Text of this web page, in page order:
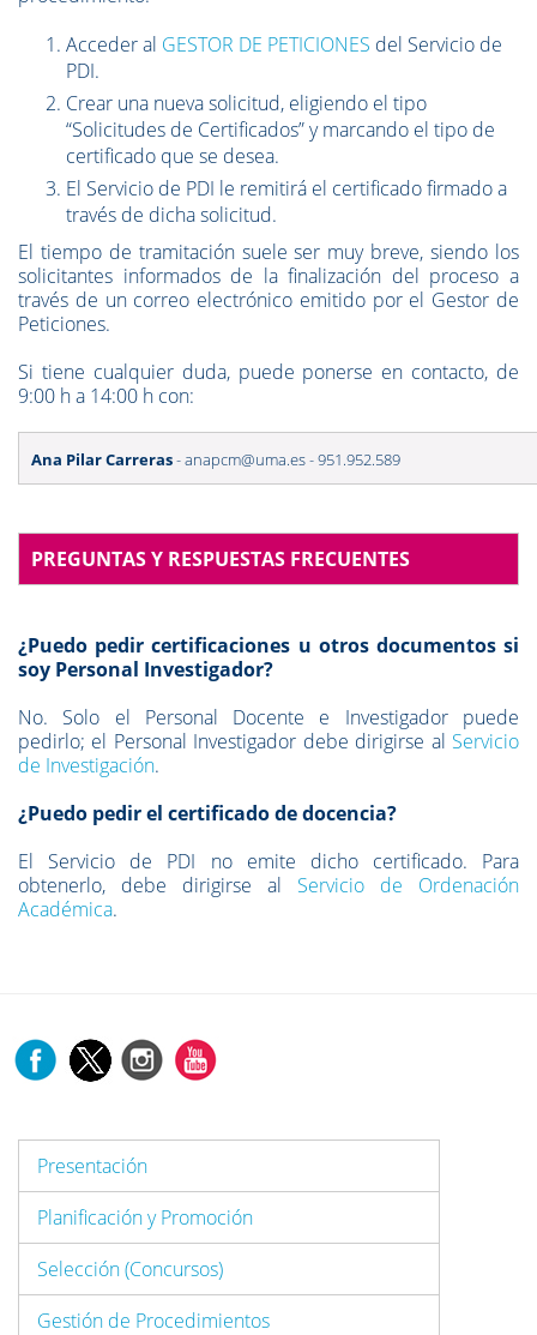
Acceder al GESTOR DE PETICIONES del Servicio de
PDI.
Crear una nueva solicitud, eligiendo el tipo
“Solicitudes de Certificados” y marcando el tipo de
certificado que se desea.
El Servicio de PDI le remitirá el certificado firmado a
través de dicha solicitud.
El tiempo de tramitación suele ser muy breve, siendo los
solicitantes informados de la finalización del proceso a
través de un correo electrónico emitido por el Gestor de
Peticiones.
Si tiene cualquier duda, puede ponerse en contacto, de
9:00 h a 14:00 h con:
Ana Pilar Carreras- anapcm@uma.es - 951.952.589
PREGUNTAS Y RESPUESTAS FRECUENTES
¿Puedo pedir certificaciones u otros documentos si
soy Personal Investigador?
No. Solo el Personal Docente e Investigador puede
pedirlo; el Personal Investigador debe dirigirse al Servicio
de Investigación.
¿Puedo pedir el certificado de docencia?
El Servicio de PDI no emite dicho certificado. Para
obtenerlo, debe dirigirse al Servicio de Ordenación
Académica.
Presentación
Planificación y Promoción
Selección (Concursos)
Gestión de Procedimientos